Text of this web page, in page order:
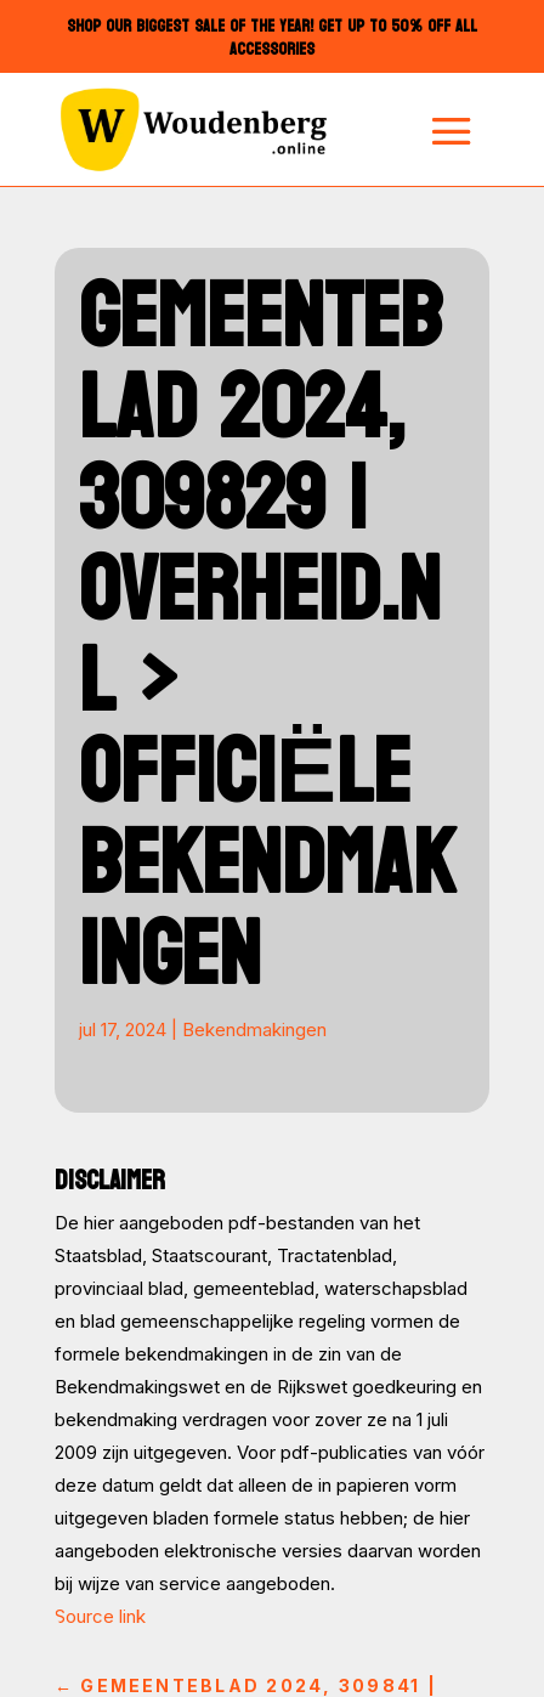
SHOP OUR BIGGEST SALE OF THE YEAR! GET UP TO 50% OFF ALL
ACCESSORIES
GEMEENTEB
LAD 2024,
309829 |
OVERHEID.N
L >
OFFICIËLE
BEKENDMAK
INGEN
jul 17, 2024| Bekendmakingen
DISCLAIMER
De hier aangeboden pdf-bestanden van het
Staatsblad, Staatscourant, Tractatenblad,
provinciaal blad, gemeenteblad, waterschapsblad
en blad gemeenschappelijke regeling vormen de
formele bekendmakingen in de zin van de
Bekendmakingswet en de Rijkswet goedkeuring en
bekendmaking verdragen voor zover ze na 1 juli
2009 zijn uitgegeven. Voor pdf-publicaties van vóór
deze datum geldt dat alleen de in papieren vorm
uitgegeven bladen formele status hebben; de hier
aangeboden elektronische versies daarvan worden
bij wijze van service aangeboden.
Source link
← GEMEENTEBLAD 2024, 309841 |